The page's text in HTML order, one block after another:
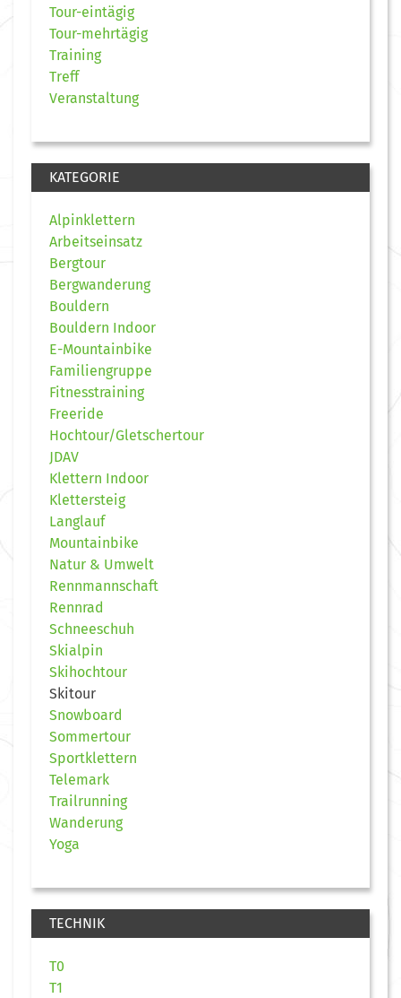
Tour-eintägig
Tour-mehrtägig
Training
Treff
Veranstaltung
KATEGORIE
Alpinklettern
Arbeitseinsatz
Bergtour
Bergwanderung
Bouldern
Bouldern Indoor
E-Mountainbike
Familiengruppe
Fitnesstraining
Freeride
Hochtour/Gletschertour
JDAV
Klettern Indoor
Klettersteig
Langlauf
Mountainbike
Natur & Umwelt
Rennmannschaft
Rennrad
Schneeschuh
Skialpin
Skihochtour
Skitour
Snowboard
Sommertour
Sportklettern
Telemark
Trailrunning
Wanderung
Yoga
TECHNIK
T0
T1